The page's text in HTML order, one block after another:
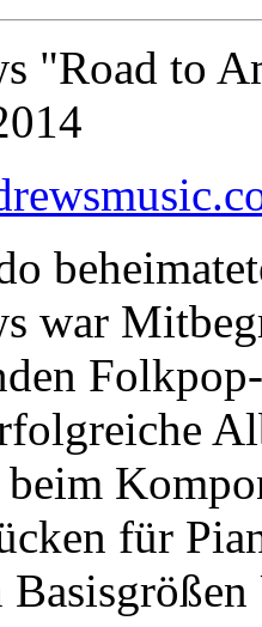
"Road to
war
für